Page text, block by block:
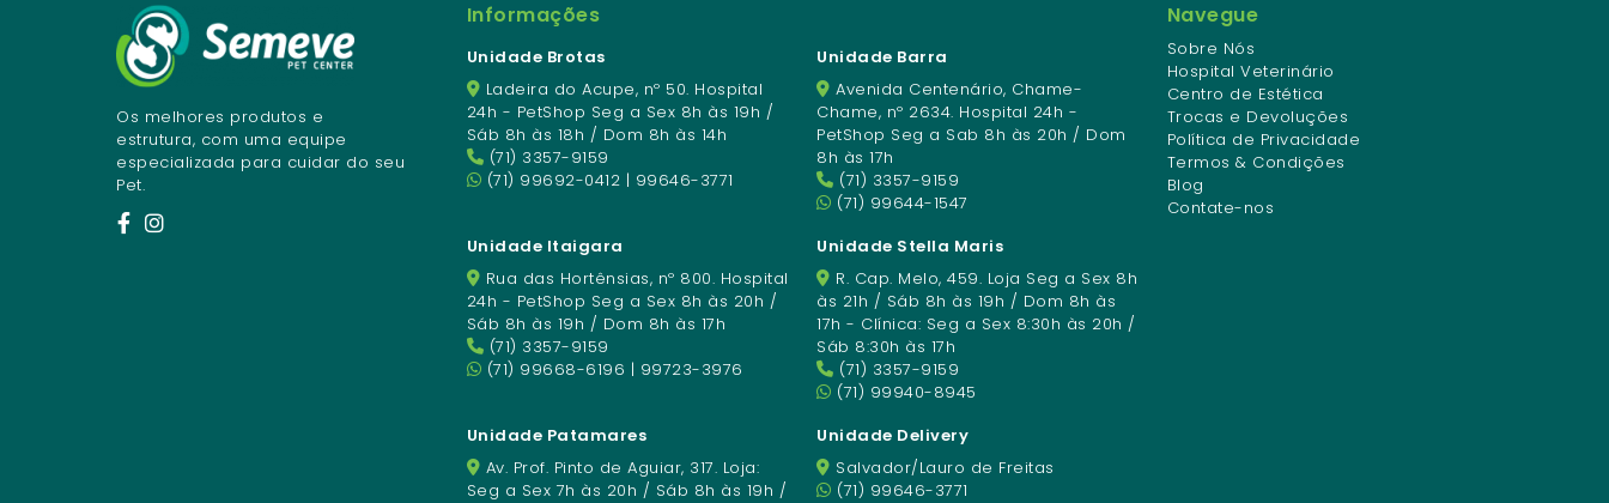
Os melhores produtos e
estrutura, com uma equipe
especializada para cuidar do seu
Pet.
Informações
Unidade Brotas
Ladeira do Acupe, nº 50. Hospital
24h - PetShop Seg a Sex 8h às 19h /
Sáb 8h às 18h / Dom 8h às 14h
(71) 3357-9159
(71) 99692-0412 | 99646-3771
Unidade Barra
Avenida Centenário, Chame-
Chame, nº 2634. Hospital 24h -
PetShop Seg a Sab 8h às 20h / Dom
8h às 17h
(71) 3357-9159
(71) 99644-1547
Unidade Itaigara
Rua das Hortênsias, nº 800. Hospital
24h - PetShop Seg a Sex 8h às 20h /
Sáb 8h às 19h / Dom 8h às 17h
(71) 3357-9159
(71) 99668-6196 | 99723-3976
Unidade Stella Maris
R. Cap. Melo, 459. Loja Seg a Sex 8h
às 21h / Sáb 8h às 19h / Dom 8h às
17h - Clínica: Seg a Sex 8:30h às 20h /
Sáb 8:30h às 17h
(71) 3357-9159
(71) 99940-8945
Unidade Patamares
Av. Prof. Pinto de Aguiar, 317. Loja:
Seg a Sex 7h às 20h / Sáb 8h às 19h /
Unidade Delivery
Salvador/Lauro de Freitas
(71) 99646-3771
Navegue
Sobre Nós
Hospital Veterinário
Centro de Estética
Trocas e Devoluções
Política de Privacidade
Termos & Condições
Blog
Contate-nos